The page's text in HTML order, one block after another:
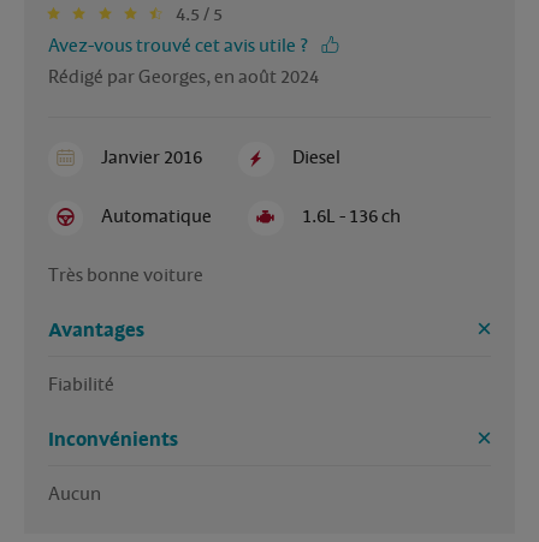
4.5 / 5
Avez-vous trouvé cet avis utile ?
Rédigé par Georges, en août 2024
Janvier 2016 Diesel
Automatique 1.6L - 136 ch
Très bonne voiture
Avantages
Fiabilité
Inconvénients
Aucun